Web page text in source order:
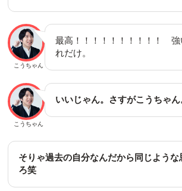
こうちゃん
最高！！！！！！！！！！ 強
れだけ。
こうちゃん
いいじゃん。さすがこうちゃん
そりゃ過去の自分なんだから同じような
ろ笑